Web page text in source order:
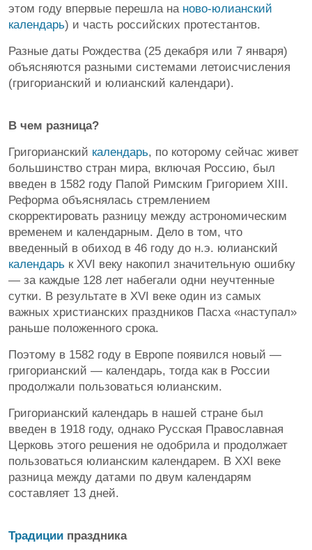
этом году впервые перешла на ново-юлианский
календарь) и часть российских протестантов.
Разные даты Рождества (25 декабря или 7 января)
объясняются разными системами летоисчисления
(григорианский и юлианский календари).
В чем разница?
Григорианский календарь, по которому сейчас живет
большинство стран мира, включая Россию, был
введен в 1582 году Папой Римским Григорием XIII.
Реформа объяснялась стремлением
скорректировать разницу между астрономическим
временем и календарным. Дело в том, что
введенный в обиход в 46 году до н.э. юлианский
календарь к XVI веку накопил значительную ошибку
— за каждые 128 лет набегали одни неучтенные
сутки. В результате в XVI веке один из самых
важных христианских праздников Пасха «наступал»
раньше положенного срока.
Поэтому в 1582 году в Европе появился новый —
григорианский — календарь, тогда как в России
продолжали пользоваться юлианским.
Григорианский календарь в нашей стране был
введен в 1918 году, однако Русская Православная
Церковь этого решения не одобрила и продолжает
пользоваться юлианским календарем. В XXI веке
разница между датами по двум календарям
составляет 13 дней.
Традиции праздника